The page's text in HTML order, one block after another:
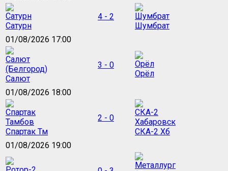
Сатурн
4 - 2
Шумбрат
01/08/2026 17:00
Салют
3 - 0
Орёл
01/08/2026 18:00
Спартак Тм
2 - 0
СКА-2 Хб
01/08/2026 19:00